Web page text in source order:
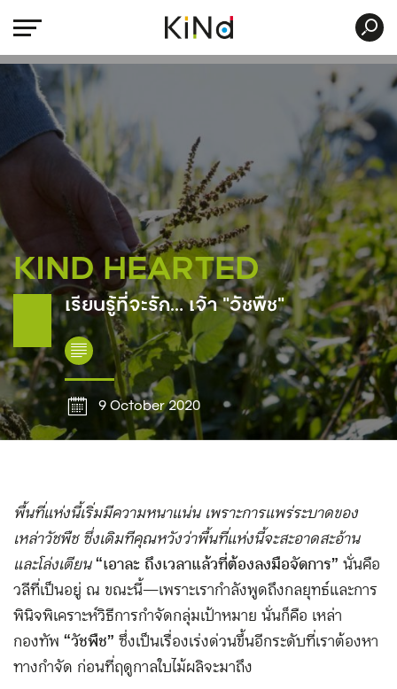
KIND HEARTED
เรียนรู้ที่จะรัก… เจ้า “วัชพืช”
9 October 2020
พื้นที่แห่งนี้เริ่มมีความหนาแน่น เพราะการแพร่ระบาดของ
เหล่าวัชพืช ซึ่งเดิมทีคุณหวังว่าพื้นที่แห่งนี้จะสะอาดสะอ้าน
และโล่งเตียน“เอาละ ถึงเวลาแล้วที่ต้องลงมือจัดการ”นั่นคือ
วลีที่เป็นอยู่ ณ ขณะนี้—เพราะเรากำลังพูดถึงกลยุทธ์และการ
พินิจพิเคราะห์วิธีการกำจัดกลุ่มเป้าหมาย นั่นก็คือ เหล่า
กองทัพ“วัชพืช”ซึ่งเป็นเรื่องเร่งด่วนขึ้นอีกระดับที่เราต้องหา
ทางกำจัด ก่อนที่ฤดูกาลใบไม้ผลิจะมาถึง